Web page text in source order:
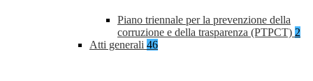
Piano triennale per la prevenzione della
corruzione e della trasparenza (PTPCT) 2
Atti generali 46